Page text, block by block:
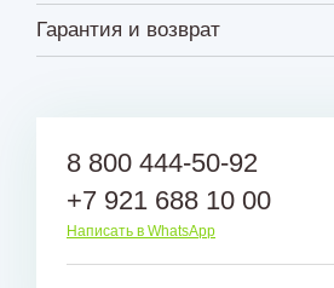
Гарантия и возврат
8 800 444-50-92
+7 921 688 10 00
Написать в WhatsApp